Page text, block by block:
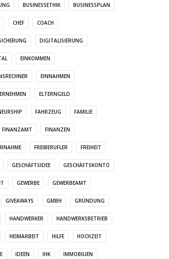
BUSINESSETHIK BUSINESSPLAN
CHEF COACH
DIGITALISIERUNG
EINKOMMEN
EINNAHMEN
ELTERNGELD
FAHRZEUG FAMILIE
FINANZAMT FINANZEN
FREIBERUFLER FREIHEIT
GESCHÄFTSIDEE GESCHÄFTSKONTO
GEWERBE GEWERBEAMT
GIVEAWAYS GMBH GRÜNDUNG
HANDWERKER HANDWERKSBETRIEB
HEIMARBEIT HILFE HOCHZEIT
IDEEN IHK IMMOBILIEN